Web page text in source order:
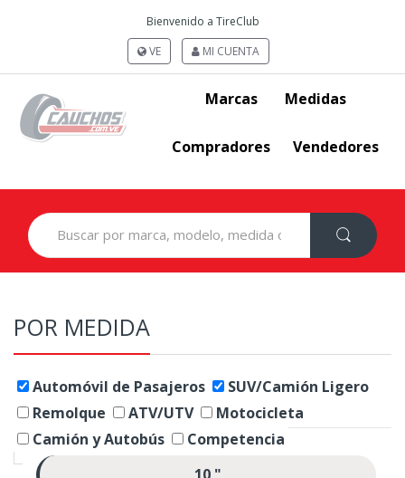
Bienvenido a TireClub
VE
MI CUENTA
Marcas Medidas
Compradores Vendedores
Search
for:
POR MEDIDA
Automóvil de Pasajeros
SUV/Camión Ligero
Remolque
ATV/UTV
Motocicleta
Camión y Autobús
Competencia